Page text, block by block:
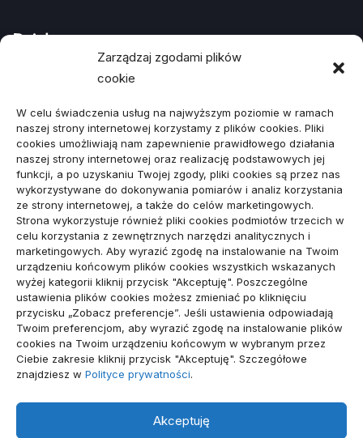
Zarządzaj zgodami plików
cookie
W celu świadczenia usług na najwyższym poziomie w ramach
naszej strony internetowej korzystamy z plików cookies. Pliki
cookies umożliwiają nam zapewnienie prawidłowego działania
naszej strony internetowej oraz realizację podstawowych jej
funkcji, a po uzyskaniu Twojej zgody, pliki cookies są przez nas
wykorzystywane do dokonywania pomiarów i analiz korzystania
ze strony internetowej, a także do celów marketingowych.
Strona wykorzystuje również pliki cookies podmiotów trzecich w
celu korzystania z zewnętrznych narzędzi analitycznych i
marketingowych. Aby wyrazić zgodę na instalowanie na Twoim
urządzeniu końcowym plików cookies wszystkich wskazanych
wyżej kategorii kliknij przycisk "Akceptuję". Poszczególne
ustawienia plików cookies możesz zmieniać po kliknięciu
przycisku „Zobacz preferencje”. Jeśli ustawienia odpowiadają
Twoim preferencjom, aby wyrazić zgodę na instalowanie plików
cookies na Twoim urządzeniu końcowym w wybranym przez
Ciebie zakresie kliknij przycisk "Akceptuję". Szczegółowe
znajdziesz w Polityce prywatności.
Akceptuję
Działy
Biznes, Finanse(78)
Budownictwo, Przemysł(64)
Dom, Ogród(79)
Edukacja, Rozrywka(34)
Inne (89)
Moda, Lifestyle(23)
Motoryzacja(48)
Sport, Turystyka(54)
Technologie(19)
Usługi(71)